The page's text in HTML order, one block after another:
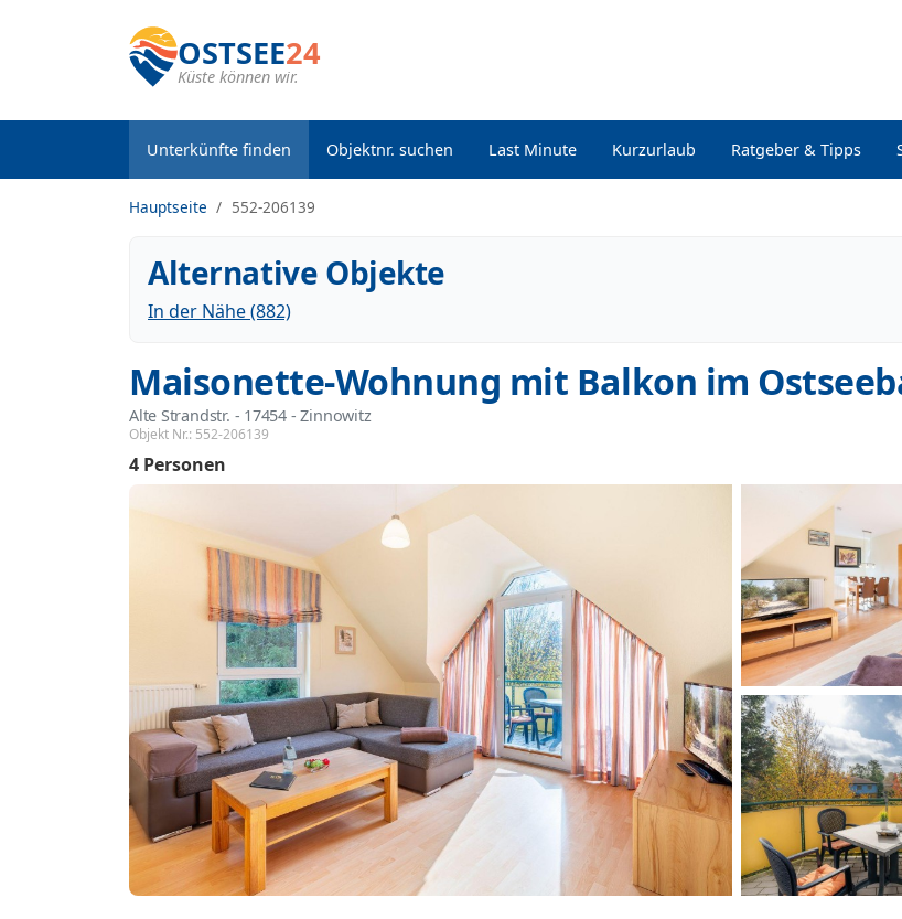
OSTSEE24
Küste können wir.
Unterkünfte finden Objektnr. suchen Last Minute Kurzurlaub Ratgeber & Tipps
Hauptseite 552-206139
Alternative Objekte
In der Nähe (882)
Maisonette-Wohnung mit Balkon im
Alte Strandstr. - 17454 - Zinnowitz
Objekt Nr.: 552-206139
4 Personen